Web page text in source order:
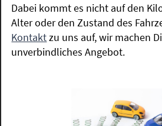
Dabei kommt es nicht auf den
Alter oder den Zustand des
Kontaktzu uns auf, wir machen
unverbindliches Angebot.